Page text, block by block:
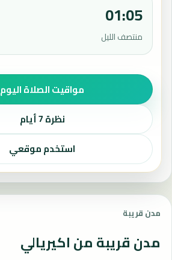
01:05
منتصف الليل
مواقيت الصلاة اليوم
نظرة 7 أيام
استخدم موقعي
مدن قريبة
مدن قريبة من اكيريالي